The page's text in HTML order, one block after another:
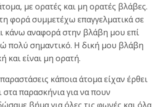
με ορατές και μη ορατές βλάβες.
φορά συμμετέχω επαγγελματικά σε
κάνω αναφορά στην βλάβη μου επί
πολύ σημαντικό. Η δική μου βλάβη
και είναι μη ορατή.
κάποια άτομα είχαν έρθει
στα παρασκήνια για να πουν